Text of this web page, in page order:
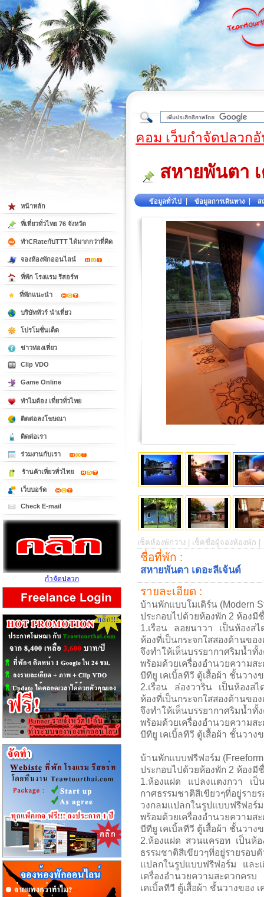
ต้
คอม เว็บกำจัดปลวก
สหายพันตา
ข้อมูลทั่วไป ข้อมูลการเดินทาง ส
เช็คห้องพักว่าง | เช็คชื่อผู้จองห้องพัก |
ชื่อที่พัก :
สหายพันตา เดอะลีเจ้นด์
รายละเอียด :
บ้านพักแบบโมเดิร์น (Modern
ประกอบไปด้วยห้องพัก 2 ห้องมี
1.เรือน ลอยนาวา เป็นห้องส
ห้องที่เป็นกระจกใสสองด้านขอ
จึงทำให้เห็นบรรยากาศริมน้ำ
พร้อมด้วยเครื่องอำนวยความ
บีทียู เคเบิ้ลทีวี ตู้เสื้อผ้า ชั้นวาง
2.เรือน ล่องวาริน เป็นห้องส
ห้องที่เป็นกระจกใสสองด้านขอ
จึงทำให้เห็นบรรยากาศริมน้ำ
พร้อมด้วยเครื่องอำนวยความ
บีทียู เคเบิ้ลทีวี ตู้เสื้อผ้า ชั้นวาง
บ้านพักแบบฟรีฟอร์ม
ประกอบไปด้วยห้องพัก 2 ห้องมี
1.ห้องแฝด แปลงแตงกวา เป็
กาศธรรมชาติสีเขียวๆที่อยู่ร
วงกลมแปลกในรูปแบบฟรีฟอ
พร้อมด้วยเครื่องอำนวยความ
บีทียู เคเบิ้ลทีวี ตู้เสื้อผ้า ชั้นวาง
2.ห้องแฝด สวนแครอท เป็นห้
ธรรมชาติสีเขียวๆที่อยู่รายรอ
แปลกในรูปแบบฟรีฟอร์ม และ
เครื่องอำนวยความสะดวก
เคเบิ้ลทีวี ตู้เสื้อผ้า ชั้นวางของ
หน้าหลัก
ที่เที่ยวทั่วไทย 76 จังหวัด
ทำCRateกับTTT ได้มากกว่าที่คิด
จองห้องพักออนไลน์
ที่พัก โรงแรม รีสอร์ท
ที่พักแนะนำ
บริษัททัวร์ นำเที่ยว
โปรโมชั่นเด็ด
ข่าวท่องเที่ยว
Clip VDO
Game Online
ทำไมต้อง เที่ยวทั่วไทย
ติดต่อลงโฆษณา
ติดต่อเรา
ร่วมงานกับเรา
ร้านค้าเที่ยวทั่วไทย
เว็บบอร์ด
Check E-mail
กำจัดปลวก